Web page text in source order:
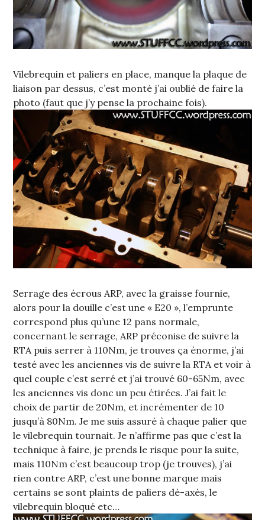
Vilebrequin et paliers en place, manque la plaque de
liaison par dessus, c’est monté j’ai oublié de faire la
photo (faut que j’y pense la prochaine fois).
Serrage des écrous ARP, avec la graisse fournie,
alors pour la douille c’est une « E20 », l’emprunte
correspond plus qu’une 12 pans normale,
concernant le serrage, ARP préconise de suivre la
RTA puis serrer à 110Nm, je trouves ça énorme, j’ai
testé avec les anciennes vis de suivre la RTA et voir à
quel couple c’est serré et j’ai trouvé 60-65Nm, avec
les anciennes vis donc un peu étirées. J’ai fait le
choix de partir de 20Nm, et incrémenter de 10
jusqu’à 80Nm. Je me suis assuré à chaque palier que
le vilebrequin tournait. Je n’affirme pas que c’est la
technique à faire, je prends le risque pour la suite,
mais 110Nm c’est beaucoup trop (je trouves), j’ai
rien contre ARP, c’est une bonne marque mais
certains se sont plaints de paliers dé-axés, le
vilebrequin bloqué etc…